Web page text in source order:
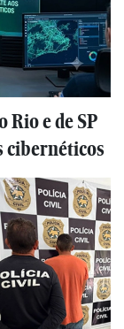
Rio e de SP
cibernéticos